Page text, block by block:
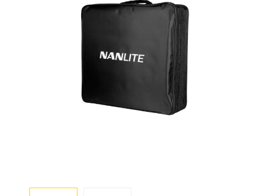
info